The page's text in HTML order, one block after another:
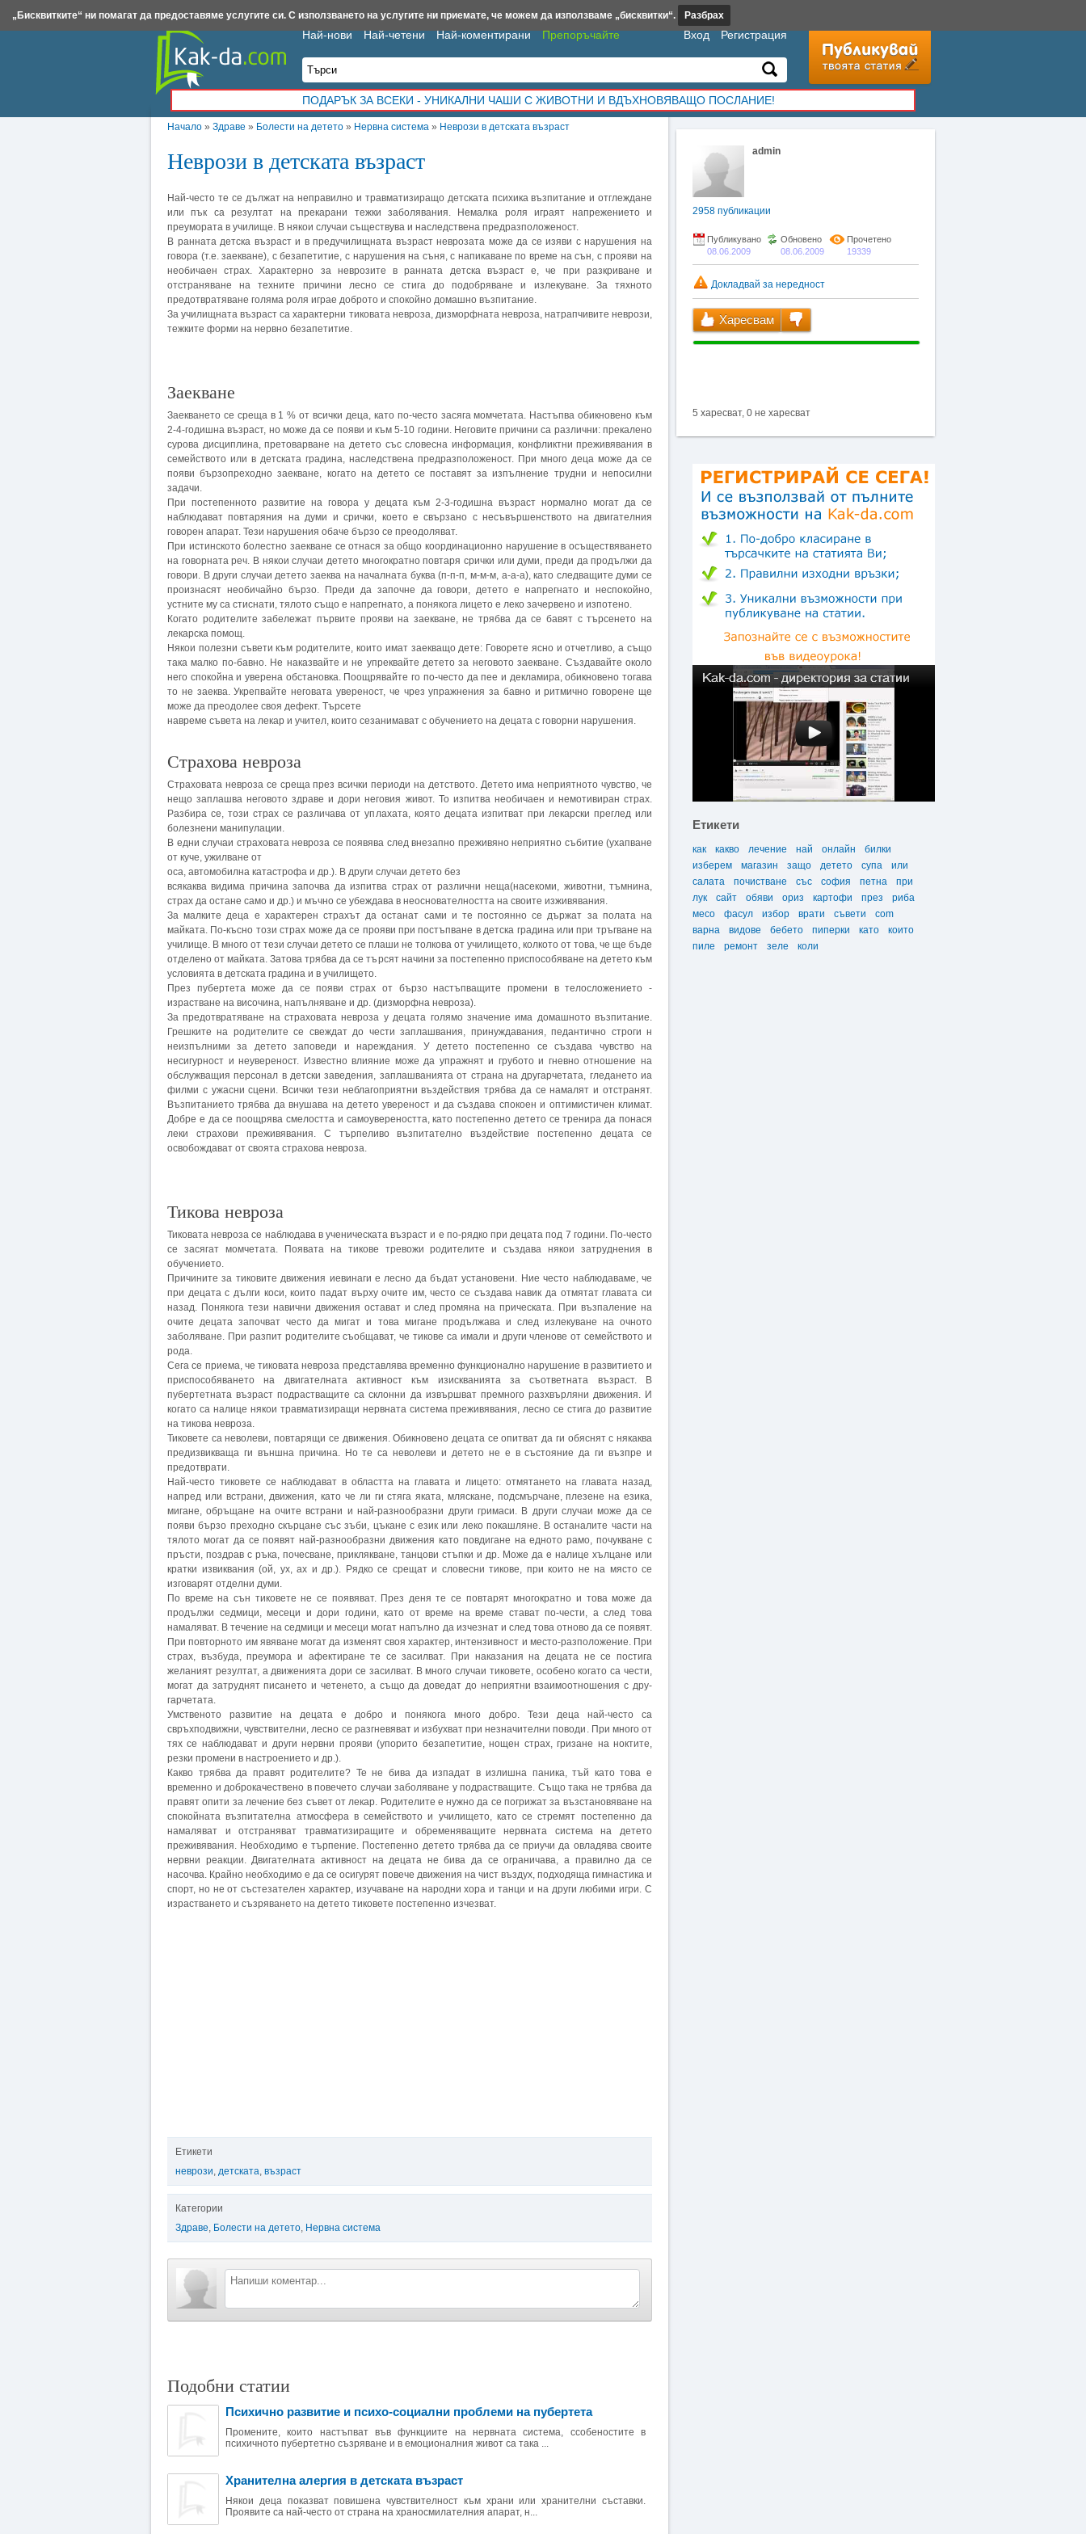
Начало » Здраве » Болести на детето » Нервна система » Неврози в детската възраст
Неврози в детската възраст
Най-често те се дължат на неправилно и травматизиращо детската психика възпитание и отглеждане
или пък са резултат на прекарани тежки заболявания. Немалка роля играят напрежението и
преумората в училище. В някои случаи съществува и наследствена предразположеност.
В ранната детска възраст и в предучилищната възраст неврозата може да се изяви с нарушения на
говора (т.е. заекване), с безапетитие, с нарушения на съня, с напикаване по време на сън, с прояви на
необичаен страх. Характерно за неврозите в ранната детска възраст е, че при разкриване и
отстраняване на техните причини лесно се стига до подобряване и излекуване. За тяхното
предотвратяване голяма роля играе доброто и спокойно домашно възпитание.
За училищната възраст са характерни тиковата невроза, дизморфната невроза, натрапчивите неврози,
тежките форми на нервно безапетитие.
Заекване
Заекването се среща в 1 % от всички деца, като по-често засяга момчетата. Настъпва обикновено към
2-4-годишна възраст, но може да се появи и към 5-10 години. Неговите причини са различни: прекалено
сурова дисциплина, претоварване на детето със словесна информация, конфликтни преживявания в
семейството или в детската градина, наследствена предразположеност. При много деца може да се
появи бързопреходно заекване, когато на детето се поставят за изпълнение трудни и непосилни
задачи.
При постепенното развитие на говора у децата към 2-3-годишна възраст нормално могат да се
наблюдават повтаряния на думи и срички, което е свързано с несъвършенството на двигателния
говорен апарат. Тези нарушения обаче бързо се преодоляват.
При истинското болестно заекване се отнася за общо координационно нарушение в осъществяването
на говорната реч. В някои случаи детето многократно повтаря срички или думи, преди да продължи да
говори. В други случаи детето заеква на началната буква (п-п-п, м-м-м, а-а-а), като следващите думи се
произнасят необичайно бързо. Преди да започне да говори, детето е напрегнато и неспокойно,
устните му са стиснати, тялото също е напрегнато, а понякога лицето е леко зачервено и изпотено.
Когато родителите забележат първите прояви на заекване, не трябва да се бавят с търсенето на
лекарска помощ.
Някои полезни съвети към родителите, които имат заекващо дете: Говорете ясно и отчетливо, а също
така малко по-бавно. Не наказвайте и не упреквайте детето за неговото заекване. Създавайте около
него спокойна и уверена обстановка. Поощрявайте го по-често да пее и декламира, обикновено тогава
то не заеква. Укрепвайте неговата увереност, че чрез упражнения за бавно и ритмично говорене ще
може да преодолее своя дефект. Търсете
навреме съвета на лекар и учител, които сезанимават с обучението на децата с говорни нарушения.
Страхова невроза
Страховата невроза се среща през всички периоди на детството. Детето има неприятното чувство, че
нещо заплашва неговото здраве и дори неговия живот. То изпитва необичаен и немотивиран страх.
Разбира се, този страх се различава oт уплахата, която децата изпитват при лекарски преглед или
болезнени манипулации.
В едни случаи страховата невроза се появява след внезапно преживяно неприятно събитие (ухапване
от куче, ужилване oт
оса, автомобилна катастрофа и др.). В други случаи детето без
всякаква видима причина започва да изпитва страх от различни неща(насекоми, животни, тъмнина,
страх да остане само и др.) и мъчно се убеждава в неоснователността на своите изживявания.
За малките деца е характерен страхът да останат сами и те постоянно се държат за полата на
майката. По-късно този страх може да се прояви при постъпване в детска градина или при тръгване на
училище. В много от тези случаи детето се плаши не толкова от училището, колкото от това, че ще бъде
отделено oт майката. Затова трябва да се търсят начини за постепенно приспособяване на детето към
условията в детската градина и в училището.
През пубертета може да се появи страх от бързо настъпващите промени в телосложението -
израстване на височина, напълняване и др. (дизморфна невроза).
За предотвратяване на страховата невроза у децата голямо значение има домашното възпитание.
Грешките на родителите се свеждат до чести заплашвания, принуждавания, педантично строги н
неизпълними за детето заповеди и нареждания. У детето постепенно се създава чувство на
несигурност и неувереност. Известно влияние може да упражнят и грубото и гневно отношение на
обслужващия персонал в детски заведения, заплашванията от страна на другарчетата, гледането иа
филми с ужасни сцени. Всички тези неблагоприятни въздействия трябва да се намалят и отстранят.
Възпитанието трябва да внушава на детето увереност и да създава спокоен и оптимистичен климат.
Добре е да се поощрява смелостта и самоувереността, като постепенно детето се тренира да понася
леки страхови преживявания. С търпеливо възпитателно въздействие постепенно децата се
освобождават от своята страхова невроза.
Тикова невроза
Тиковата невроза се наблюдава в ученическата възраст и е по-рядко при децата под 7 години. По-често
се засягат момчетата. Появата на тикове тревожи родителите и създава някои затруднения в
обучението.
Причините за тиковите движения иевинаги е лесно да бъдат установени. Ние често наблюдаваме, че
при децата с дълги коси, които падат върху очите им, често се създава навик да отмятат главата си
назад. Понякога тези навични движения остават и след промяна на прическата. При възпаление на
очите децата започват често да мигат и това мигане продължава и след излекуване на очното
заболяване. При разпит родителите съобщават, че тикове са имали и други членове от семейството и
рода.
Сега се приема, че тиковата невроза представлява временно функционално нарушение в развитието и
приспособяването на двигателната активност към изискванията за съответната възраст. В
пубертетната възраст подрастващите са склонни да извършват премного разхвърляни движения. И
когато са налице някои травматизиращи нервната система преживявания, лесно се стига до развитие
на тикова невроза.
Тиковете са неволеви, повтарящи се движения. Обикновено децата се опитват да ги обяснят с някаква
предизвикваща ги външна причина. Но те са неволеви и детето не е в състояние да ги възпре и
предотврати.
Най-често тиковете се наблюдават в областта на главата и лицето: отмятането на главата назад,
напред или встрани, движения, като че ли ги стяга яката, мляскане, подсмърчане, плезене на езика,
мигане, обръщане на очите встрани и най-разнообразни други гримаси. В други случаи може да се
появи бързо преходно скърцане със зъби, цъкане с език или леко покашляне. В останалите части на
тялото могат да се появят най-разнообразни движения като повдигане на едното рамо, почукване с
пръсти, поздрав с ръка, почесване, приклякване, танцови стъпки и др. Може да е налице хълцане или
кратки извиквания (ой, ух, ах и др.). Рядко се срещат и словесни тикове, при които не на място се
изговарят отделни думи.
По време на сън тиковете не се появяват. През деня те се повтарят многократно и това може да
продължи седмици, месеци и дори години, като от време на време стават по-чести, а след това
намаляват. В течение на седмици и месеци могат напълно да изчезнат и след това отново да се появят.
При повторното им явяване могат да изменят своя характер, интензивност и место-разположение. При
страх, възбуда, преумора и афектиране те се засилват. При наказания на децата не се постига
желаният резултат, а движенията дори се засилват. В много случаи тиковете, особено когато са чести,
могат да затруднят писането и четенето, а също да доведат до неприятни взаимоотношения с дру-
гарчетата.
Умственото развитие на децата е добро и понякога много добро. Тези деца най-често са
свръхподвижни, чувствителни, лесно се разгневяват и избухват при незначителни поводи. При много от
тях се наблюдават и други нервни прояви (упорито безапетитие, нощен страх, гризане на ноктите,
резки промени в настроението и др.).
Какво трябва да правят родителите? Те не бива да изпадат в излишна паника, тъй като това е
временно и доброкачествено в повечето случаи заболяване у подрастващите. Също така не трябва да
правят опити за лечение без съвет от лекар. Родителите е нужно да се погрижат за възстановяване на
спокойната възпитателна атмосфера в семейството и училището, като се стремят постепенно да
намаляват и отстраняват травматизиращите и обременяващите нервната система на детето
преживявания. Необходимо е търпение. Постепенно детето трябва да се приучи да овладява своите
нервни реакции. Двигателната активност на децата не бива да се ограничава, а правилно да се
насочва. Крайно необходимо е да се осигурят повече движения на чист въздух, подходяща гимнастика и
спорт, но не от състезателен характер, изучаване на народни хора и танци и на други любими игри. С
израстването и съзряването на детето тиковете постепенно изчезват.
Етикети
неврози, детската, възраст
Категории
Здраве, Болести на детето, Нервна система
Подобни статии
Психично развитие и психо-социални проблеми на пубертета
Промените, които настъпват във функциите на нервната система, ссобеностите в
психичното пубертетно съзряване и в емоционалния живот са така ...
Хранителна алергия в детската възраст
Някои деца показват повишена чувствителност към храни или хранителни съставки.
Проявите са най-често от страна на храносмилателния апарат, н...
admin
2958 публикации
Публикувано
08.06.2009
Обновено
08.06.2009
Прочетено
19339
Докладвай за нередност
Харесвам
5 харесват, 0 не харесват
Етикети
как какво лечение най онлайн
билки
изберем
магазин защо детето супа
или
салата
почистване със софия петна
при
лук
сайт обяви ориз картофи през
риба
месо
фасул избор врати съвети
com
варна
видове бебето пиперки като
които
пиле
ремонт зеле коли
Най-нови Най-четени Най-коментирани Препоръчайте Вход Регистрация
ПОДАРЪК ЗА ВСЕКИ - УНИКАЛНИ ЧАШИ С ЖИВОТНИ И ВДЪХНОВЯВАЩО ПОСЛАНИЕ!
Insert.bg Framar.bg Kak-da.com Iztochnik.com BauBau.bg NewAge.bg
„Бисквитките“ ни помагат да предоставяме услугите си. С използването на услугите ни приемате, че можем да използваме „бисквитки“. Разбрах